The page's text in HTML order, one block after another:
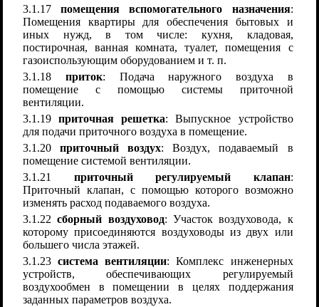
3.1.17помещения вспомогательного назначения:
Помещения квартиры для обеспечения бытовых и
иных нужд, в том числе: кухня, кладовая,
постирочная, ванная комната, туалет, помещения с
газоиспользующим оборудованием и т. п.
3.1.18 приток: Подача наружного воздуха в
помещение с помощью системы приточной
вентиляции.
3.1.19приточная решетка: Выпускное устройство
для подачи приточного воздуха в помещение.
3.1.20приточный воздух: Воздух, подаваемый в
помещение системой вентиляции.
3.1.21 приточный регулируемый клапан:
Приточный клапан, с помощью которого возможно
изменять расход подаваемого воздуха.
3.1.22сборный воздуховод: Участок воздуховода, к
которому присоединяются воздуховоды из двух или
большего числа этажей.
3.1.23система вентиляции: Комплекс инженерных
устройств, обеспечивающих регулируемый
воздухообмен в помещении в целях поддержания
заданных параметров воздуха.